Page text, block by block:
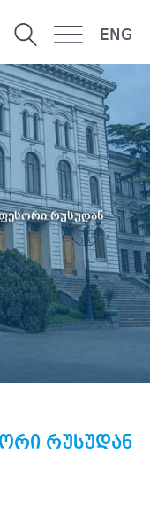
ENG
რუსუდან
რუსუდან